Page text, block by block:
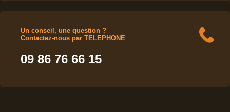
Un conseil, une question ?
Contactez-nous par TELEPHONE
09 86 76 66 15